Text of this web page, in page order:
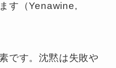
す（Yenawine,
です。沈黙は失敗や